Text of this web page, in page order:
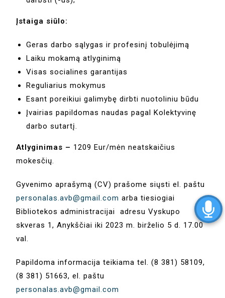
Įstaiga siūlo:
Geras darbo sąlygas ir profesinį tobulėjimą
Laiku mokamą atlyginimą
Visas socialines garantijas
Reguliarius mokymus
Esant poreikiui galimybę dirbti nuotoliniu būdu
Įvairias papildomas naudas pagal Kolektyvinę
darbo sutartį.
Atlyginimas – 1209 Eur/mėn neatskaičius
mokesčių.
Gyvenimo aprašymą (CV) prašome siųsti el. paštu
personalas.avb@gmail.com arba tiesiogiai
Bibliotekos administracijai adresu Vyskupo
skveras 1, Anykščiai iki 2023 m. birželio 5 d. 17.00
val.
Papildoma informacija teikiama tel. (8 381) 58109,
(8 381) 51663, el. paštu
personalas.avb@gmail.com